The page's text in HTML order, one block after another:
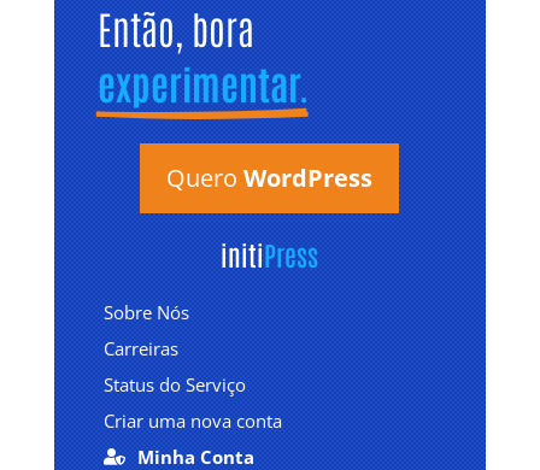
Então, bora
experimentar.
Quero WordPress
initiPress
Sobre Nós
Carreiras
Status do Serviço
Criar uma nova conta
 Minha Conta